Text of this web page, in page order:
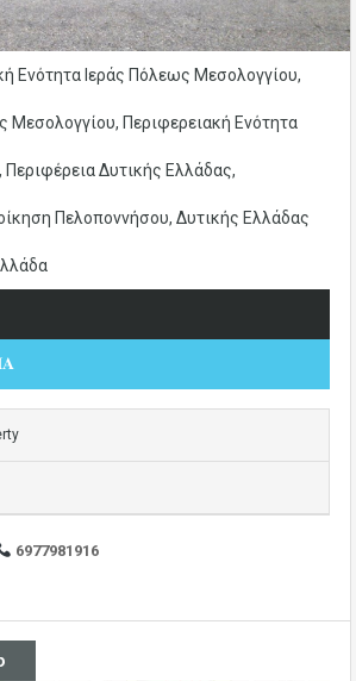
Ενότητα Ιεράς Πόλεως Μεσολογγίου,
Μεσολογγίου, Περιφερειακή Ενότητα
Δυτικής Ελλάδας,
Πελοποννήσου, Δυτικής Ελλάδας
6977981916